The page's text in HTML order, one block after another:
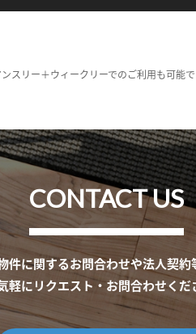
リー＋ウィークリーでのご利用も可
CONTACT US
件に関するお問合わせや法人契約
軽にリクエスト・お問合わせくだ